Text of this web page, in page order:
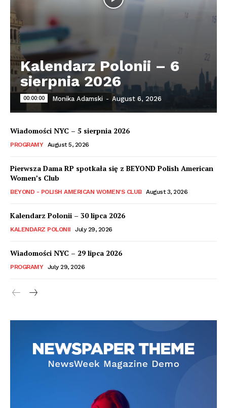
Kalendarz Polonii – 6
sierpnia 2026
00:00:00 Monika Adamski - August 6, 2026
Wiadomości NYC – 5 sierpnia 2026
PROGRAMY August 5, 2026
Pierwsza Dama RP spotkała się z BEYOND Polish American
Women’s Club
BEYOND - POLISH AMERICAN WOMEN'S CLUB August 3, 2026
Kalendarz Polonii – 30 lipca 2026
KALENDARZ POLONII July 29, 2026
Wiadomości NYC – 29 lipca 2026
PROGRAMY July 29, 2026